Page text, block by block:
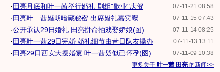
07-11-21 08:58
· 田亮月底和叶一茜举行婚礼 剧组"歇业"庆贺
07-11-15 07:43
· 田亮叶一茜婚期暗藏秘密 出席婚礼嘉宾曝...
07-11-14 08:25
·公开承认29日婚礼 田亮拼命拍戏娶娇娘(图)
07-11-13 13:11
· 田亮叶一茜29日完婚 婚礼细节由昔日队友操办
07-11-09 10:38
· 田亮29日西安大摆婚宴 叶一茜疑似已怀孕(图)
更多关于 叶一茜 田亮 的新闻>>